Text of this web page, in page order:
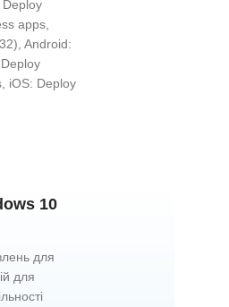
apps,
Android:
iOS: Deploy
10
для
для